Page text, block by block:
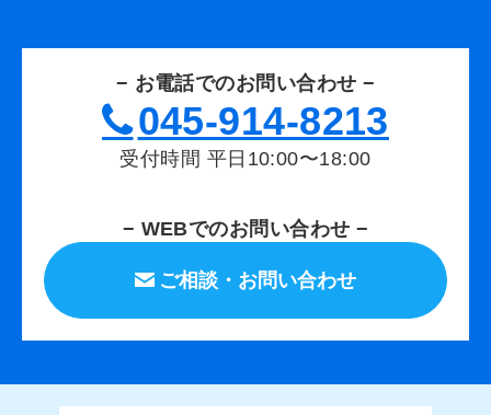
− お電話でのお問い合わせ −
045-914-8213
受付時間 平日10:00〜18:00
− WEBでのお問い合わせ −
ご相談・お問い合わせ